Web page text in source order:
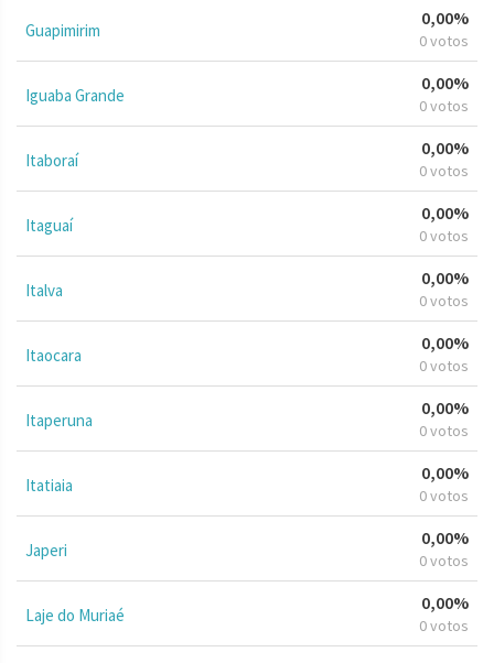
Guapimirim
0,00%
0 votos
Iguaba Grande
0,00%
0 votos
Itaboraí
0,00%
0 votos
Itaguaí
0,00%
0 votos
Italva
0,00%
0 votos
Itaocara
0,00%
0 votos
Itaperuna
0,00%
0 votos
Itatiaia
0,00%
0 votos
Japeri
0,00%
0 votos
Laje do Muriaé
0,00%
0 votos